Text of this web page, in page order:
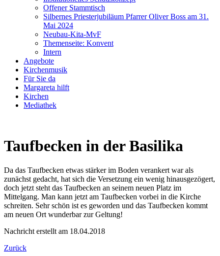
Offener Stammtisch
Silbernes Priesterjubiläum Pfarrer Oliver Boss am 31.
Mai 2024
Neubau-Kita-MvF
Themenseite: Konvent
Intern
Angebote
Kirchenmusik
Für Sie da
Margareta hilft
Kirchen
Mediathek
Taufbecken in der Basilika
Da das Taufbecken etwas stärker im Boden verankert war als
zunächst gedacht, hat sich die Versetzung ein wenig hinausgezögert,
doch jetzt steht das Taufbecken an seinem neuen Platz im
Mittelgang. Man kann jetzt am Taufbecken vorbei in die Kirche
schreiten. Sehr schön ist es geworden und das Taufbecken kommt
am neuen Ort wunderbar zur Geltung!
Nachricht erstellt am 18.04.2018
Zurück